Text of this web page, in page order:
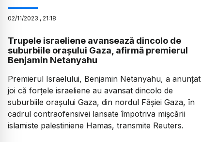
02/11/2023 , 21:18
Trupele israeliene avansează dincolo de
suburbiile oraşului Gaza, afirmă premierul
Benjamin Netanyahu
Premierul Israelului, Benjamin Netanyahu, a anunţat
joi că forţele israeliene au avansat dincolo de
suburbiile oraşului Gaza, din nordul Fâşiei Gaza, în
cadrul contraofensivei lansate împotriva mişcării
islamiste palestiniene Hamas, transmite Reuters.